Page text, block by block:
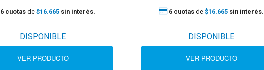
6 cuotas de $16.665 sin interés.
DISPONIBLE
VER PRODUCTO
6 cuotas de $16.665 sin interés.
DISPONIBLE
VER PRODUCTO